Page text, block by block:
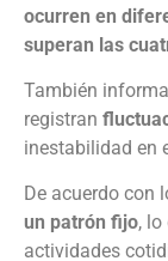
ocurren en
superan las
También
registran
inestabilidad en
De acuerdo con
un patrón fijo,
actividades